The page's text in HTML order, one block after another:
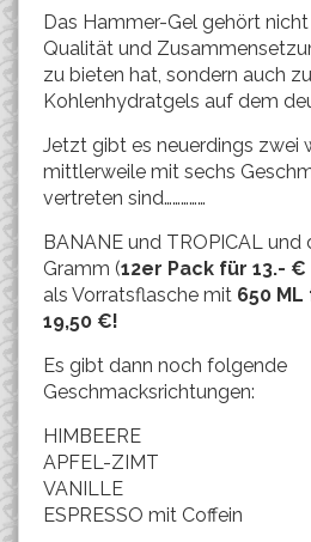
Das Hammer-Gel gehört
Qualität und
zu bieten hat, sondern auch
Kohlenhydratgels auf dem
Jetzt gibt es neuerdings zwei
mittlerweile mit sechs
vertreten sind……………
BANANE und TROPICAL und
Gramm (12er Pack für 13.- €
als Vorratsflasche mit 650
19,50 €!
Es gibt dann noch folgende
Geschmacksrichtungen:
HIMBEERE
APFEL-ZIMT
VANILLE
ESPRESSO mit Coffein